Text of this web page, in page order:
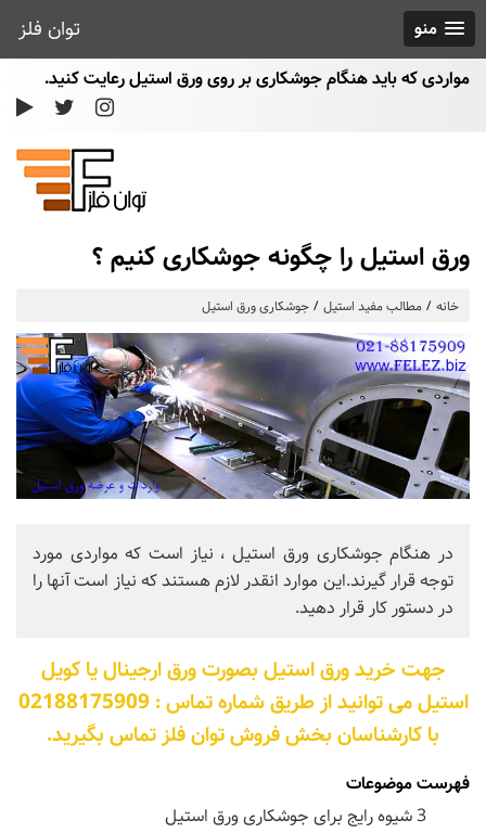
توان فلز
منو
مواردی که باید هنگام جوشکاری بر روی ورق استیل رعایت کنید.
ورق استیل را چگونه جوشکاری کنیم ؟
خانه مطالب مفید استیل جوشکاری ورق استیل
در هنگام جوشکاری ورق استیل ، نیاز است که مواردی مورد
توجه قرار گیرند.این موارد انقدر لازم هستند که نیاز است آنها را
در دستور کار قرار دهید.
جهت خرید ورق استیل بصورت ورق ارجینال یا کویل
استیل می توانید از طریق شماره تماس : 02188175909
با کارشناسان بخش فروش توان فلز تماس بگیرید.
فهرست موضوعات
3 شیوه رایج برای جوشکاری ورق استیل